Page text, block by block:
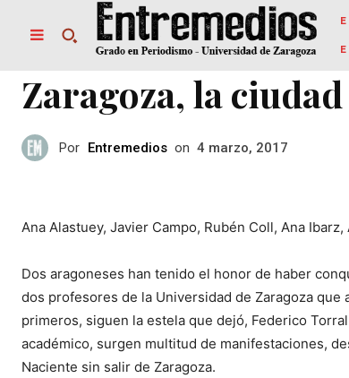
Zaragoza, la
Por Entremedios on 4 marzo, 2017
Ana Alastuey, Javier Campo, Rubén Coll, Ana
Dos aragoneses han tenido el honor de haber
dos profesores de la Universidad de Zaragoza
primeros, siguen la estela que dejó, Federico
académico, surgen multitud de manifestaciones,
Naciente sin salir de Zaragoza.